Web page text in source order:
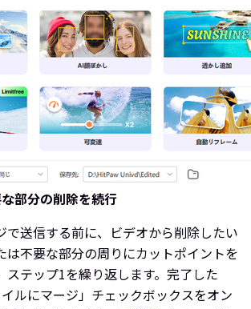
部分の削除を続行
で送信する前に、ビデオから削除したい
は不要な部分の周りにカットポイントを
ステップ1を繰り返します。完了した
ルにマージ」チェックボックスをオン